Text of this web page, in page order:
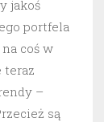
jakoś
portfela
coś w
teraz
–
są